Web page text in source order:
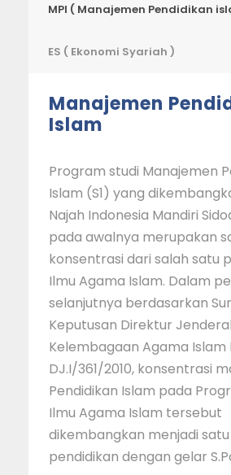
MPI ( Manajemen Pendidikan
ES ( Ekonomi Syariah )
Manajemen
Islam
Program studi Manajemen
Islam (S1) yang
Najah Indonesia Mandiri
pada awalnya merupakan
konsentrasi dari salah satu
Ilmu Agama Islam. Dalam
selanjutnya berdasarkan
Keputusan Direktur Jenderal
Kelembagaan Agama Islam
DJ.I/361/2010, konsentrasi
Pendidikan Islam pada
Ilmu Agama Islam tersebut
dikembangkan menjadi
pendidikan dengan gelar